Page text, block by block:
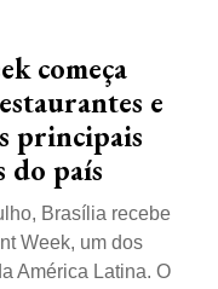
começa
e
principais
do país
Brasília recebe
Week, um dos
América Latina. O